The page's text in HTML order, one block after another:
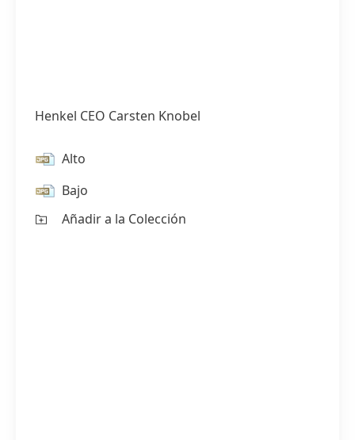
Henkel CEO Carsten Knobel
Alto
Bajo
Añadir a la Colección